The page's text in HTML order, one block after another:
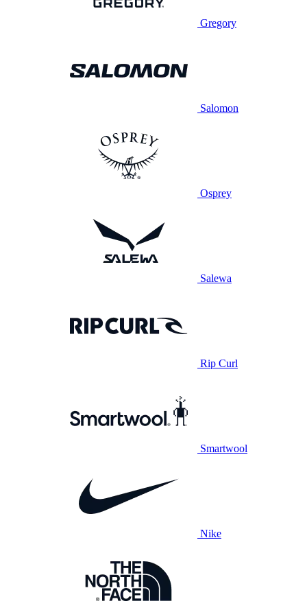
Gregory
Salomon
Osprey
Salewa
Rip Curl
Smartwool
Nike